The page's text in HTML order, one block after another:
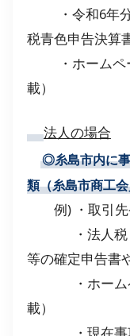
・令和6年分
税青色申告決算
・ホームペー
載）
法人の場合
◎糸島市内に
類（糸島市商工
例) ・取引先
・法人税・
等の確定申告書
・ホームペ
載）